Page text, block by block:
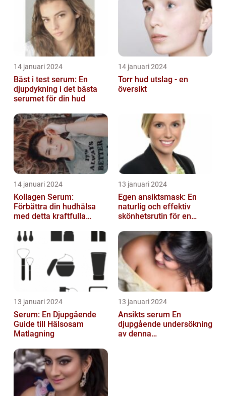
14 januari 2024
Bäst i test serum: En
djupdykning i det bästa
serumet för din hud
14 januari 2024
Torr hud utslag - en
översikt
14 januari 2024
Kollagen Serum:
Förbättra din hudhälsa
med detta kraftfulla
13 januari 2024
Egen ansiktsmask: En
naturlig och effektiv
skönhetsrutin för en
13 januari 2024
Serum: En Djupgående
Guide till Hälsosam
Matlagning
13 januari 2024
Ansikts serum En
djupgående undersökning
av denna